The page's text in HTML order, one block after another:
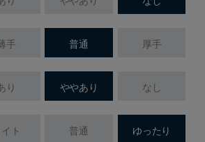
手 普通 厚手
り ややあり なし
ト 普通 ゆったり